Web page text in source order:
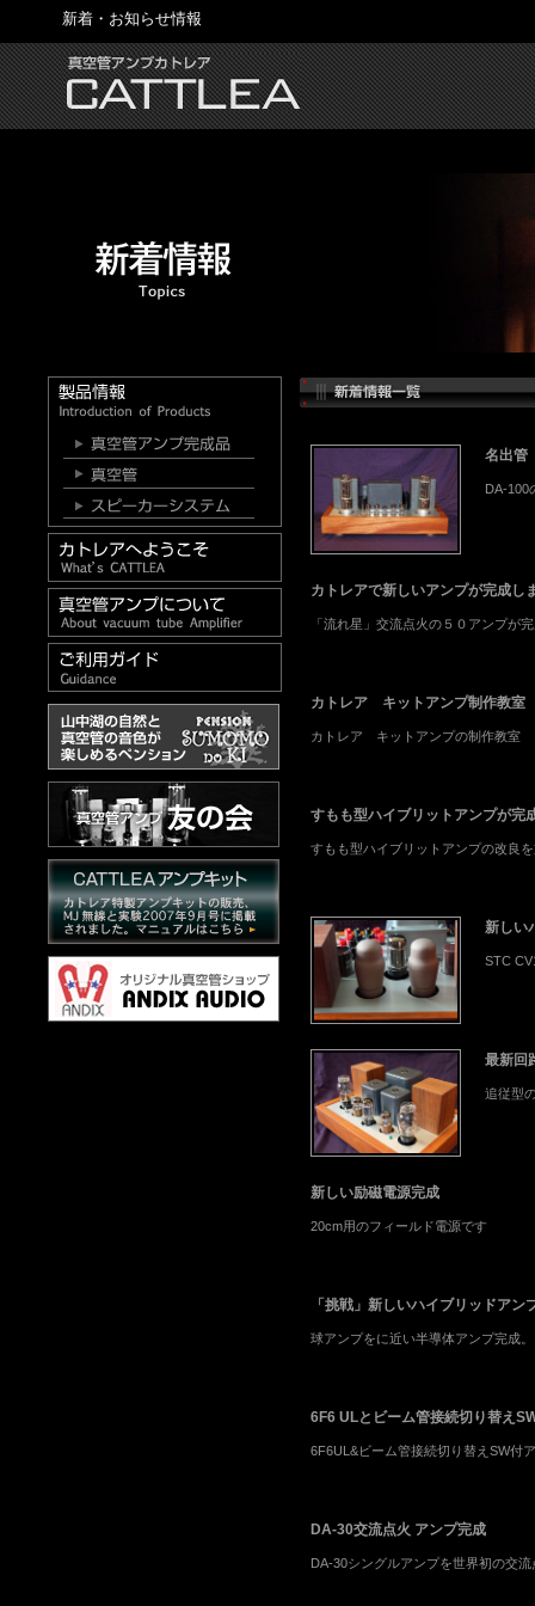
新着・お知らせ情報
名出
DA-100
カトレアで新しいアンプが完成し
「流れ星」交流点火の５０アンプが
カトレア キットアンプ制作教室
カトレア キットアンプの制作教室
すもも型ハイブリットアンプが完
すもも型ハイブリットアンプの改良
新しい
STC
最新回
追従型
新しい励磁電源完成
20cm用のフィールド電源です
「挑戦」新しいハイブリッドアン
球アンプをに近い半導体アンプ完成。
6F6 ULとビーム管接続切り替え
6F6UL&ビーム管接続切り替えSW付
DA-30交流点火 アンプ完成
DA-30シングルアンプを世界初の交